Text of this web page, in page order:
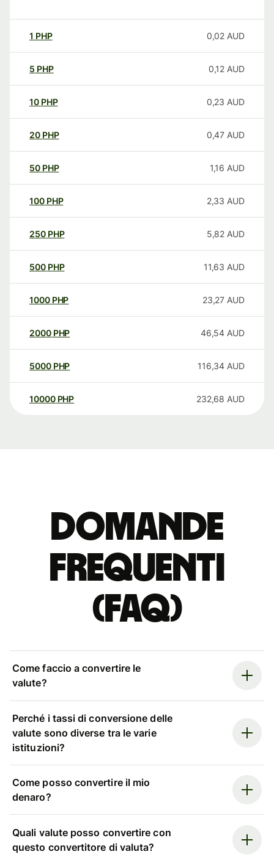
1 PHP 0,02 AUD
5 PHP 0,12 AUD
10 PHP 0,23 AUD
20 PHP 0,47 AUD
50 PHP 1,16 AUD
100 PHP 2,33 AUD
250 PHP 5,82 AUD
500 PHP 11,63 AUD
1000 PHP 23,27 AUD
2000 PHP 46,54 AUD
5000 PHP 116,34 AUD
10000 PHP 232,68 AUD
Domande
Frequenti
(FAQ)
Come faccio a convertire le
valute?
Perché i tassi di conversione delle
valute sono diverse tra le varie
istituzioni?
Come posso convertire il mio
denaro?
Quali valute posso convertire con
questo convertitore di valuta?